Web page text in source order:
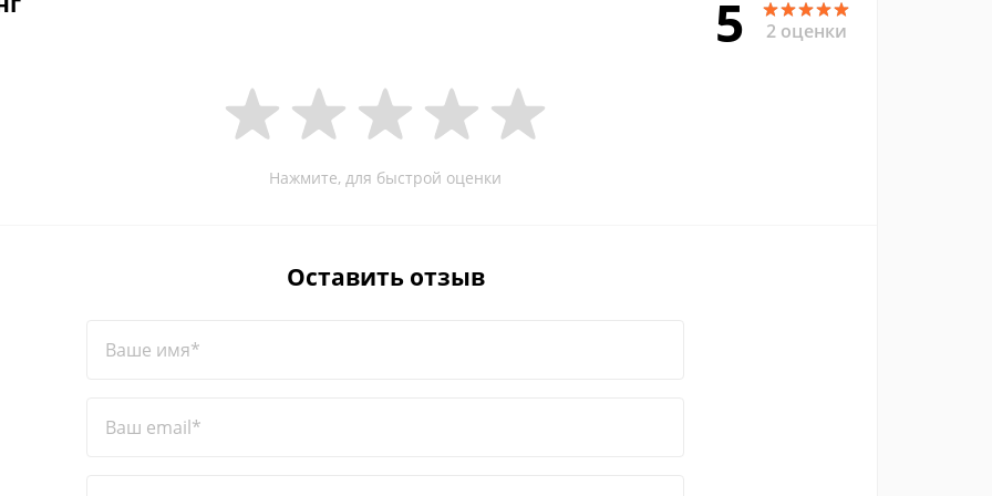
5 2 оценки
Нажмите, для быстрой оценки
Оставить отзыв
Ваше имя*
Ваш email*